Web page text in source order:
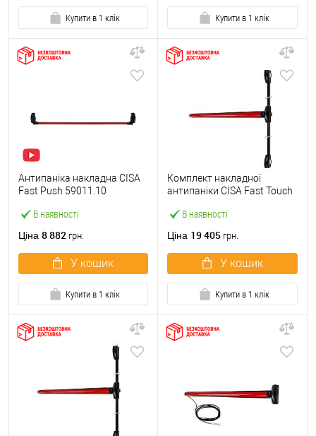
Купити в 1 клік Купити в 1 клік
В наявності
Антипаніка накладна CISA
Fast Push 59011.10
штангою 1500 мм червона
Ціна 8 882 грн.
У кошик
Купити в 1 клік
В наявності
Комплект накладної
антипаніки CISA Fast Touch
точковий вбік червона
Ціна 19 405 грн.
У кошик
Купити в 1 клік